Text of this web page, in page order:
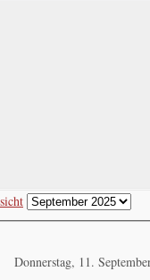
Donnerstag, 11.